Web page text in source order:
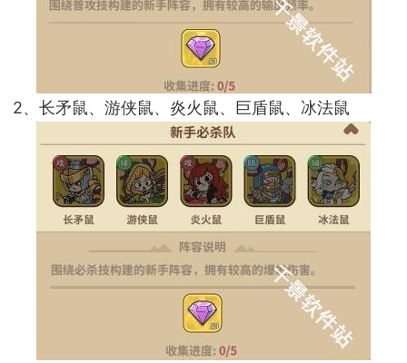
2、长矛鼠、游侠鼠、炎火鼠、巨盾鼠、冰法鼠